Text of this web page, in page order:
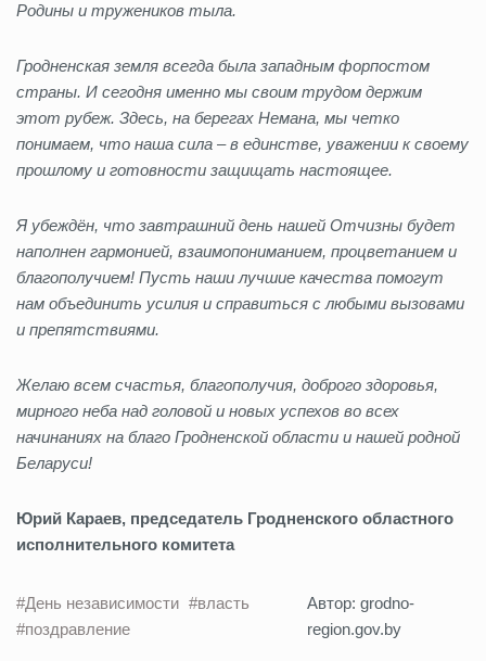
Родины и тружеников тыла.
Гродненская земля всегда была западным форпостом
страны. И сегодня именно мы своим трудом держим
этот рубеж. Здесь, на берегах Немана, мы четко
понимаем, что наша сила – в единстве, уважении к своему
прошлому и готовности защищать настоящее.
Я убеждён, что завтрашний день нашей Отчизны будет
наполнен гармонией, взаимопониманием, процветанием и
благополучием! Пусть наши лучшие качества помогут
нам объединить усилия и справиться с любыми вызовами
и препятствиями.
Желаю всем счастья, благополучия, доброго здоровья,
мирного неба над головой и новых успехов во всех
начинаниях на благо Гродненской области и нашей родной
Беларуси!
Юрий Караев, председатель Гродненского областного
исполнительного комитета
#День независимости #власть
#поздравление
Автор: grodno-
region.gov.by